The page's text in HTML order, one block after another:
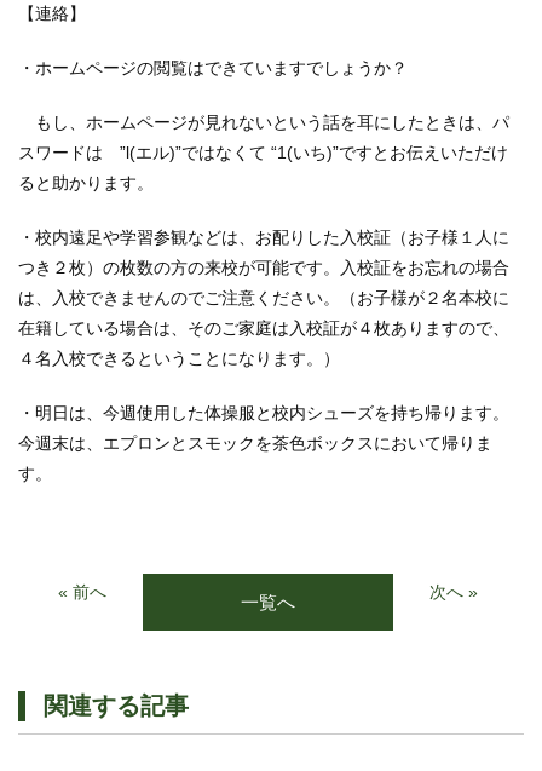
【連絡】
・ホームページの閲覧はできていますでしょうか？
もし、ホームページが見れないという話を耳にしたときは、パ
スワードは ”l(エル)”ではなくて “1(いち)”ですとお伝えいただけ
ると助かります。
・校内遠足や学習参観などは、お配りした入校証（お子様１人に
つき２枚）の枚数の方の来校が可能です。入校証をお忘れの場合
は、入校できませんのでご注意ください。（お子様が２名本校に
在籍している場合は、そのご家庭は入校証が４枚ありますので、
４名入校できるということになります。）
・明日は、今週使用した体操服と校内シューズを持ち帰ります。
今週末は、エプロンとスモックを茶色ボックスにおいて帰りま
す。
« 前へ 一覧へ 次へ »
関連する記事